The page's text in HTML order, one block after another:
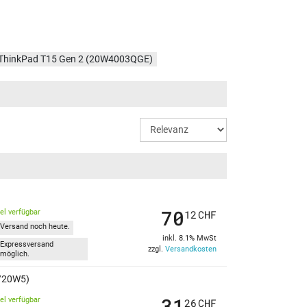
T15 Gen 2 (20W4003QGE)
ThinkPad T15 Gen 2 (20W4000FGE)
ThinkPad T15 Gen 2 (20W400NQGE)
T15 Gen 2 (20W400QKGE)
verfügbar
Versand noch heute.
Expressversand
möglich.
7012CHF
inkl. 8.1% MwSt
zzgl. Versandkosten
verfügbar
26CHF